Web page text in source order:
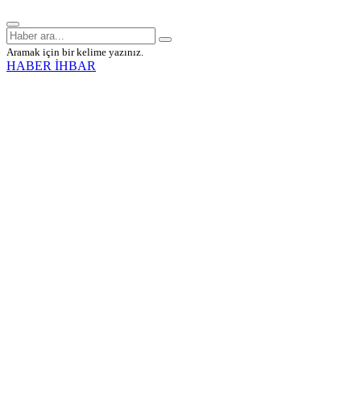
Aramak için bir kelime yazınız.
HABER İHBAR